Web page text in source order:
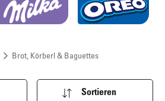
Brot, Körberl & Baguettes
Sortieren